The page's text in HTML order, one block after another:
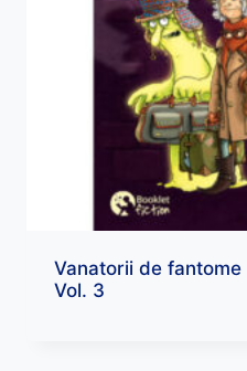
Vanatorii de
Vol. 3